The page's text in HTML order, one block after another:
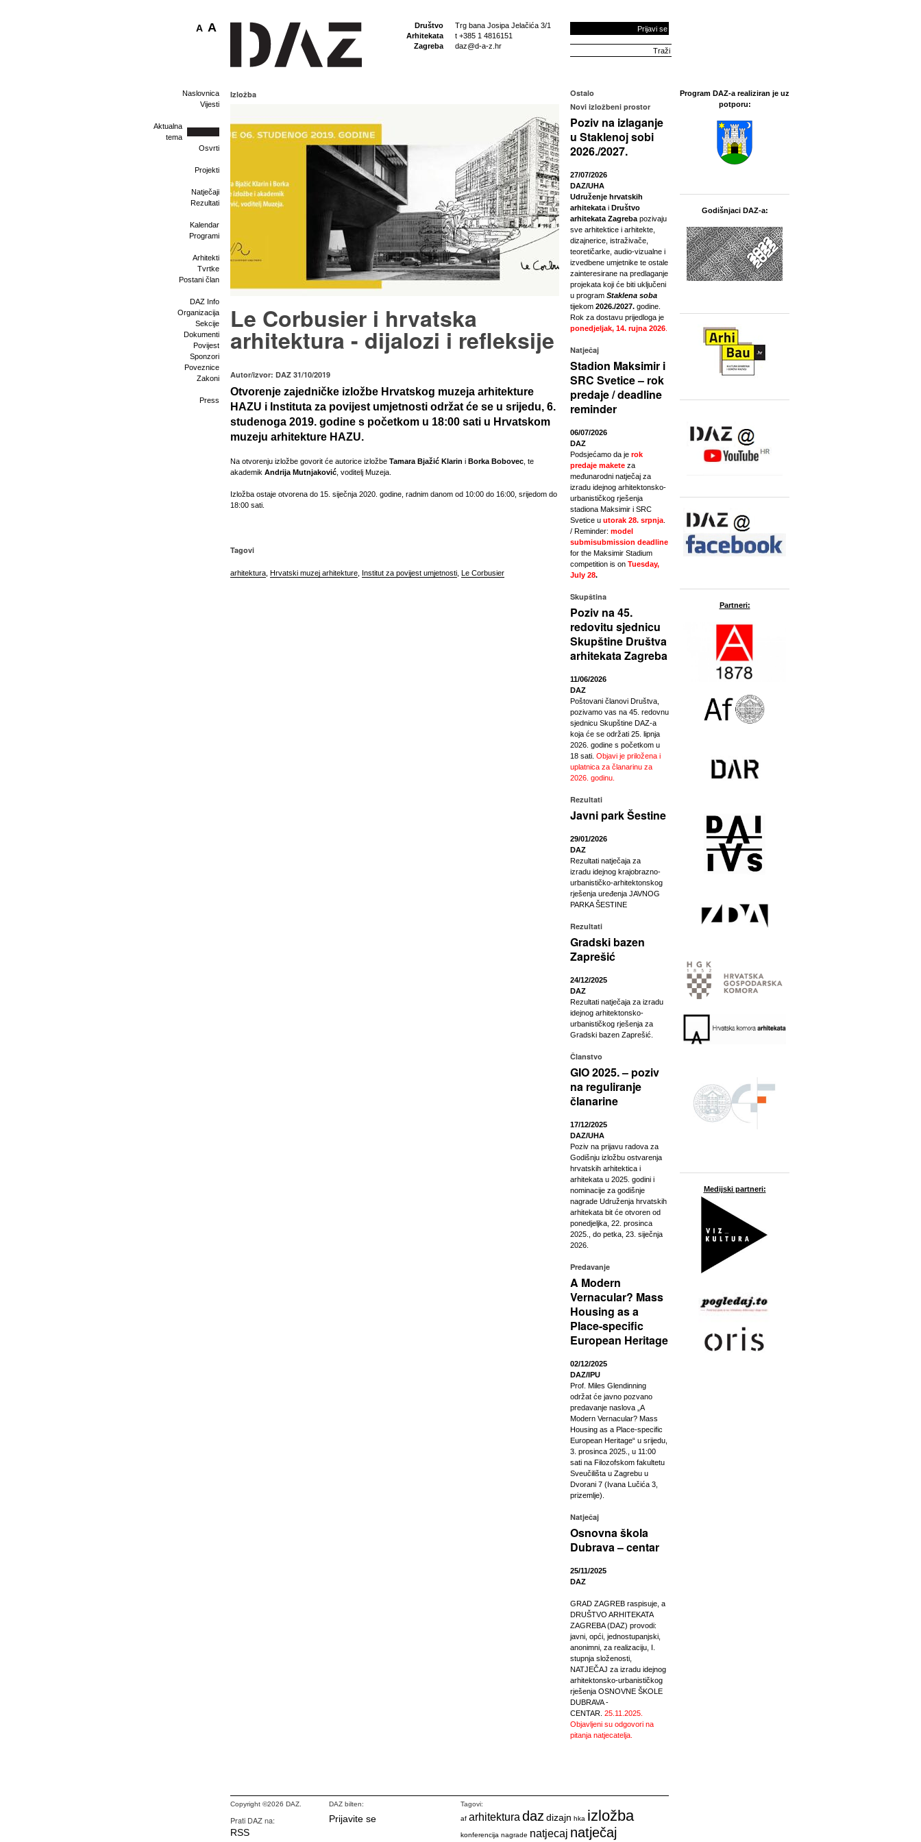
Društvo
Arhitekata
Zagreba
Trg bana Josipa Jelačića 3/1
t +385 1 4816151
daz@d-a-z.hr
Prijavi se
A A
Naslovnica
Vijesti
Aktualna
tema
Osvrti
Projekti
Natječaji
Rezultati
Kalendar
Programi
Arhitekti
Tvrtke
Postani član
DAZ Info
Organizacija
Sekcije
Dokumenti
Povijest
Sponzori
Poveznice
Zakoni
Press
Izložba
Le Corbusier i hrvatska
arhitektura - dijalozi i refleksije
Autor/izvor: DAZ 31/10/2019
Otvorenje zajedničke izložbe Hrvatskog muzeja arhitekture
HAZU i Instituta za povijest umjetnosti održat će se u srijedu, 6.
studenoga 2019. godine s početkom u 18:00 sati u Hrvatskom
muzeju arhitekture HAZU.
Na otvorenju izložbe govorit će autorice izložbe Tamara Bjažić Klarin i Borka Bobovec , te
akademik Andrija Mutnjaković , voditelj Muzeja.
Izložba ostaje otvorena do 15. siječnja 2020. godine, radnim danom od 10:00 do 16:00, srijedom do
18:00 sati.
Tagovi
arhitektura Hrvatski muzej arhitekture Institut za povijest umjetnosti Le Corbusier
Ostalo
Novi izložbeni prostor
Poziv na izlaganje
u Staklenoj sobi
2026./2027.
27/07/2026
DAZ/UHA
Udruženje hrvatskih
arhitekata i Društvo
arhitekata Zagreba pozivaju
sve arhitektice i arhitekte,
dizajnerice, istraživače,
teoretičarke, audio-vizualne i
izvedbene umjetnike te ostale
zainteresirane na predlaganje
projekata koji će biti uključeni
u program Staklena soba
tijekom 2026./2027. godine.
Rok za dostavu prijedloga je
ponedjeljak, 14. rujna 2026
Natječaj
Stadion Maksimir i
SRC Svetice – rok
predaje / deadline
reminder
06/07/2026
DAZ
Podsjećamo da je rok
predaje makete za
međunarodni natječaj za
izradu idejnog arhitektonsko-
urbanističkog rješenja
stadiona Maksimir i SRC
Svetice u utorak 28. srpnja
/ Reminder: model
submisubmission deadline
for the Maksimir Stadium
competition is on Tuesday,
July 28.
Skupština
Poziv na 45.
redovitu sjednicu
Skupštine Društva
arhitekata Zagreba
11/06/2026
DAZ
Poštovani članovi Društva,
pozivamo vas na 45. redovnu
sjednicu Skupštine DAZ-a
koja će se održati 25. lipnja
2026. godine s početkom u
18 sati. Objavi je priložena i
uplatnica za članarinu za
2026. godinu.
Rezultati
Javni park Šestine
29/01/2026
DAZ
Rezultati natječaja za
izradu idejnog krajobrazno-
urbanističko-arhitektonskog
rješenja uređenja JAVNOG
PARKA ŠESTINE
Rezultati
Gradski bazen
Zaprešić
24/12/2025
DAZ
Rezultati natječaja za izradu
idejnog arhitektonsko-
urbanističkog rješenja za
Gradski bazen Zaprešić.
Članstvo
GIO 2025. – poziv
na reguliranje
članarine
17/12/2025
DAZ/UHA
Poziv na prijavu radova za
Godišnju izložbu ostvarenja
hrvatskih arhitektica i
arhitekata u 2025. godini i
nominacije za godišnje
nagrade Udruženja hrvatskih
arhitekata bit će otvoren od
ponedjeljka, 22. prosinca
2025., do petka, 23. siječnja
2026.
Predavanje
A Modern
Vernacular? Mass
Housing as a
Place-specific
European Heritage
02/12/2025
DAZ/IPU
Prof. Miles Glendinning
održat će javno pozvano
predavanje naslova „A
Modern Vernacular? Mass
Housing as a Place-specific
European Heritage“ u srijedu,
3. prosinca 2025., u 11:00
sati na Filozofskom fakultetu
Sveučilišta u Zagrebu u
Dvorani 7 (Ivana Lučića 3,
prizemlje).
Natječaj
Osnovna škola
Dubrava – centar
25/11/2025
DAZ
GRAD ZAGREB raspisuje, a
DRUŠTVO ARHITEKATA
ZAGREBA (DAZ) provodi:
javni, opći, jednostupanjski,
anonimni, za realizaciju, I.
stupnja složenosti,
NATJEČAJ za izradu idejnog
arhitektonsko-urbanističkog
rješenja OSNOVNE ŠKOLE
DUBRAVA -
CENTAR. 25.11.2025.
Objavljeni su odgovori na
pitanja natjecatelja.
Program DAZ-a realiziran je uz
potporu:
Godišnjaci DAZ-a:
Partneri:
Medijski partneri:
Copyright ©2026 DAZ.
Prati DAZ na:
RSS
DAZ bilten:
Prijavite se
Tagovi:
af arhitektura daz dizajn hka izložba
konferencija nagrade natjecaj natječaj